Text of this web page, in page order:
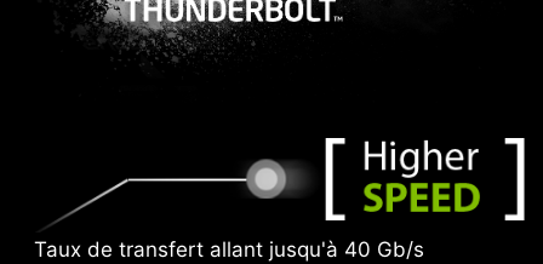
Taux de transfert allant jusqu'à 40 Gb/s